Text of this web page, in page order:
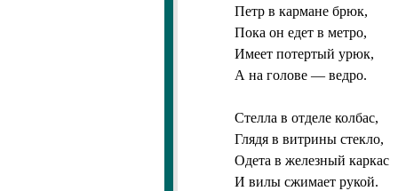
Петр в кармане брюк,
Пока он едет в метро,
Имеет потертый урюк,
А на голове — ведро.
Стелла в отделе колбас,
Глядя в витрины стекло,
Одета в железный каркас
И вилы сжимает рукой.